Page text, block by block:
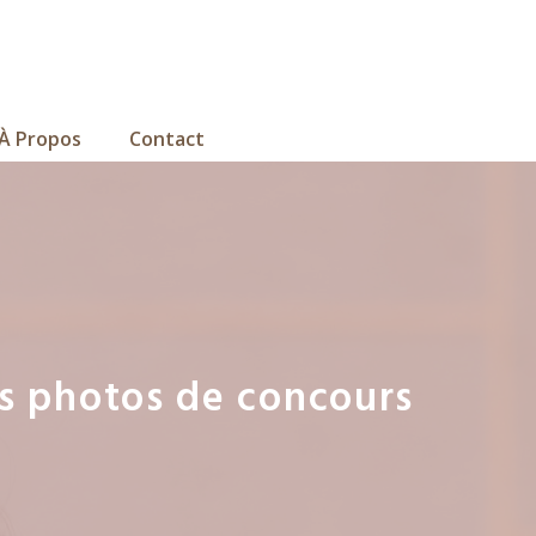
Propos Contact
photos de concours